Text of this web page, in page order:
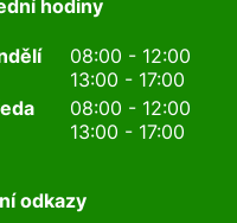
hodiny
08:00 - 12:00
13:00 - 17:00
08:00 - 12:00
13:00 - 17:00
odkazy